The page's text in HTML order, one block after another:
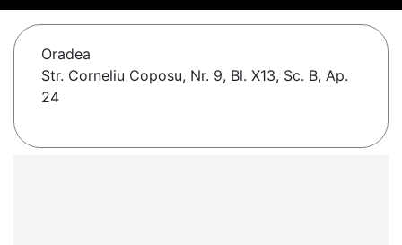
Oradea
Str. Corneliu Coposu, Nr. 9, Bl. X13, Sc. B, Ap.
24